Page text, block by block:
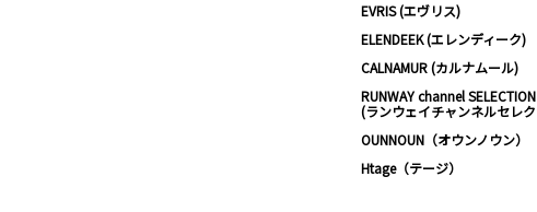
EVRIS (エヴリス)
ELENDEEK (エレンディーク)
CALNAMUR (カルナムール)
RUNWAY channel SELECTION
(ランウェイチャンネルセレ
OUNNOUN（オウンノウン）
Htage（テージ）